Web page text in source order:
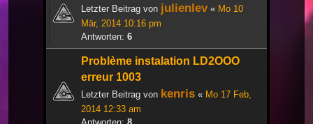
Letzter Beitrag von julienlev« Mo 10
Mär, 2014 10:16 pm
Antworten: 6
Problème instalation LD2OOO
erreur 1003
Letzter Beitrag von kenris « Mo 17 Feb,
2014 12:33 am